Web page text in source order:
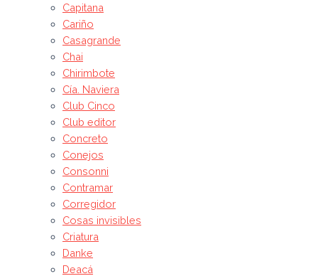
Capitana
Cariño
Casagrande
Chai
Chirimbote
Cía. Naviera
Club Cinco
Club editor
Concreto
Conejos
Consonni
Contramar
Corregidor
Cosas invisibles
Criatura
Danke
Deacá